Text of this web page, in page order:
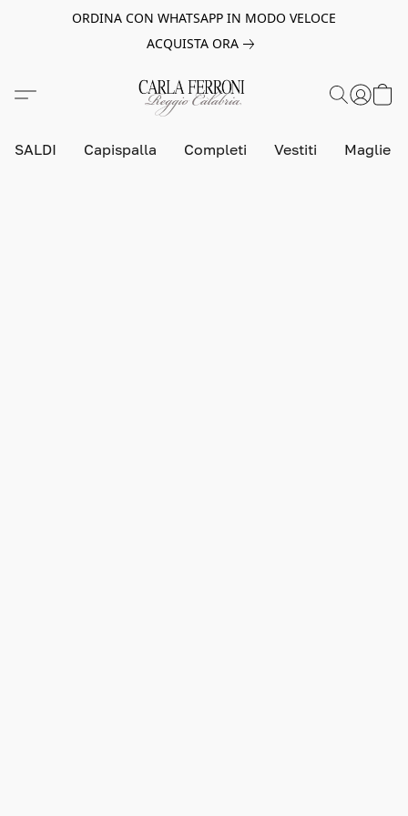
ORDINA CON WHATSAPP IN MODO VELOCE
ACQUISTA ORA
SALDI Capispalla Completi Vestiti Maglie e